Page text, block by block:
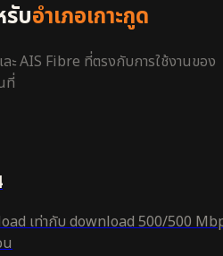
รับอำเภอเกาะกูด
ะ AIS Fibre ที่ตรงกับการใช้งานของ
ที่
เท่ากับ download 500/500
น